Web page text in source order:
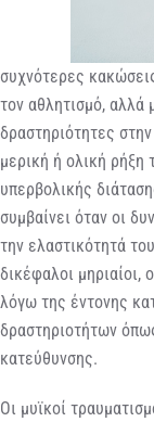
συχνότερες
τον αθλητισμό, αλλά
δραστηριότητες
μερική ή ολική
υπερβολικής
συμβαίνει όταν οι
την ελαστικότητά
δικέφαλοι
λόγω της έντονης
δραστηριοτήτων
κατεύθυνσης.
Οι μυϊκοί